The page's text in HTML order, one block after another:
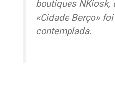
boutiquesNKiosk,
«Cidade Berço»
contemplada.